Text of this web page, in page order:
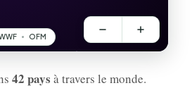
42 pays à travers le monde.